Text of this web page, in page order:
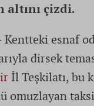
çizdi.
Kentteki esnaf
dirsek
İl Teşkilatı, bu
omuzlayan